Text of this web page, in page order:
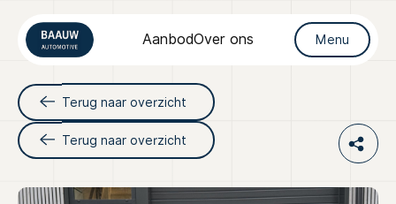
AanbodOver ons Menu
Home
Aanbod
Terug naar overzicht
Terug naar overzicht